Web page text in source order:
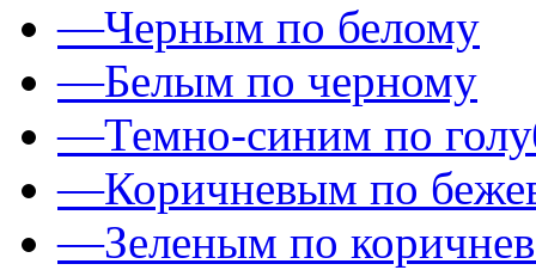
—Черным по белому
—Белым по черному
—Темно-синим по
—Коричневым по
—Зеленым по